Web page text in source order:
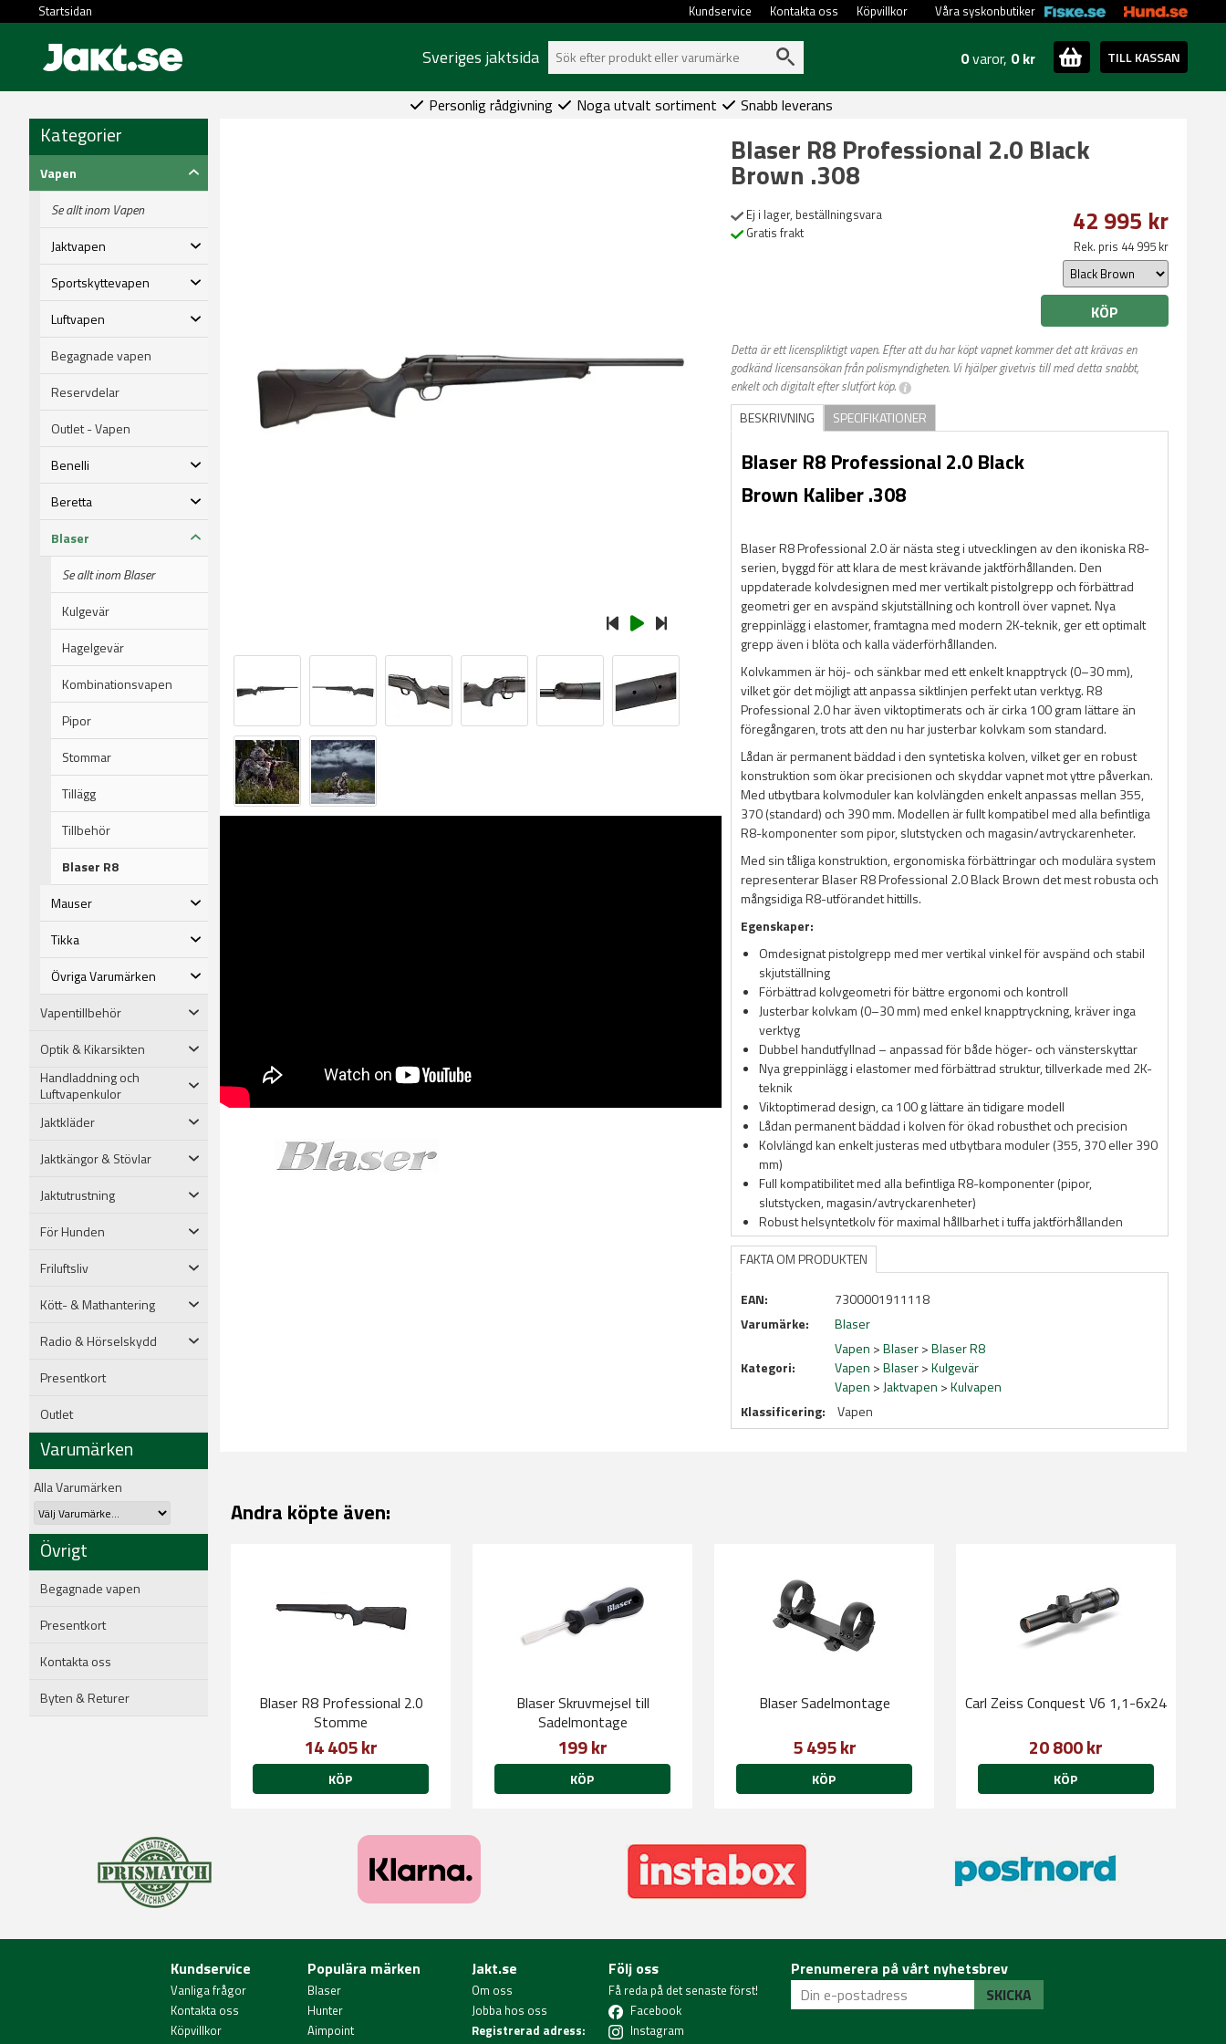
Startsidan Våra syskonbutiker
Köpvillkor
Kontakta oss
Kundservice
Sveriges jaktsida 0varor, 0 kr TILL KASSAN
Personlig rådgivning Noga utvalt sortiment Snabb leverans
Kategorier
Vapen
Se allt inom Vapen
Jaktvapen
Sportskyttevapen
Luftvapen
Begagnade vapen
Reservdelar
Outlet - Vapen
Benelli
Beretta
Blaser
Se allt inom Blaser
Kulgevär
Hagelgevär
Kombinationsvapen
Pipor
Stommar
Tillägg
Tillbehör
Blaser R8
Mauser
Tikka
Övriga Varumärken
Vapentillbehör
Optik & Kikarsikten
Handladdning och
Luftvapenkulor
Jaktkläder
Jaktkängor & Stövlar
Jaktutrustning
För Hunden
Friluftsliv
Kött- & Mathantering
Radio & Hörselskydd
Presentkort
Outlet
Varumärken
Alla Varumärken
Övrigt
Begagnade vapen
Presentkort
Kontakta oss
Byten & Returer
Blaser R8 Professional 2.0 Black
Brown .308
Ej i lager, beställningsvara
Gratis frakt
42 995 kr
Rek. pris 44 995 kr
KÖP
Detta är ett licenspliktigt vapen. Efter att du har köpt vapnet kommer det att krävas en
godkänd licensansökan från polismyndigheten. Vi hjälper givetvis till med detta snabbt,
enkelt och digitalt efter slutfört köp.
BESKRIVNING SPECIFIKATIONER
Blaser R8 Professional 2.0 Black
Brown Kaliber .308
Blaser R8 Professional 2.0 är nästa steg i utvecklingen av den ikoniska R8-
serien, byggd för att klara de mest krävande jaktförhållanden. Den
uppdaterade kolvdesignen med mer vertikalt pistolgrepp och förbättrad
geometri ger en avspänd skjutställning och kontroll över vapnet. Nya
greppinlägg i elastomer, framtagna med modern 2K-teknik, ger ett optimalt
grepp även i blöta och kalla väderförhållanden.
Kolvkammen är höj- och sänkbar med ett enkelt knapptryck (0–30 mm),
vilket gör det möjligt att anpassa siktlinjen perfekt utan verktyg. R8
Professional 2.0 har även viktoptimerats och är cirka 100 gram lättare än
föregångaren, trots att den nu har justerbar kolvkam som standard.
Lådan är permanent bäddad i den syntetiska kolven, vilket ger en robust
konstruktion som ökar precisionen och skyddar vapnet mot yttre påverkan.
Med utbytbara kolvmoduler kan kolvlängden enkelt anpassas mellan 355,
370 (standard) och 390 mm. Modellen är fullt kompatibel med alla befintliga
R8-komponenter som pipor, slutstycken och magasin/avtryckarenheter.
Med sin tåliga konstruktion, ergonomiska förbättringar och modulära system
representerar Blaser R8 Professional 2.0 Black Brown det mest robusta och
mångsidiga R8-utförandet hittills.
Egenskaper:
Omdesignat pistolgrepp med mer vertikal vinkel för avspänd och stabil
skjutställning
Förbättrad kolvgeometri för bättre ergonomi och kontroll
Justerbar kolvkam (0–30 mm) med enkel knapptryckning, kräver inga
verktyg
Dubbel handutfyllnad – anpassad för både höger- och vänsterskyttar
Nya greppinlägg i elastomer med förbättrad struktur, tillverkade med 2K-
teknik
Viktoptimerad design, ca 100 g lättare än tidigare modell
Lådan permanent bäddad i kolven för ökad robusthet och precision
Kolvlängd kan enkelt justeras med utbytbara moduler (355, 370 eller 390
mm)
Full kompatibilitet med alla befintliga R8-komponenter (pipor,
slutstycken, magasin/avtryckarenheter)
Robust helsyntetkolv för maximal hållbarhet i tuffa jaktförhållanden
FAKTA OM PRODUKTEN
EAN:
7300001911118
Varumärke:
Blaser
Kategori:
Vapen >Blaser>Blaser R8
Vapen >Blaser>Kulgevär
Vapen > Jaktvapen >Kulvapen
Klassificering:
Vapen
Andra köpte även:
Blaser R8 Professional 2.0
Stomme
14 405 kr
KÖP
Blaser Skruvmejsel till
Sadelmontage
199 kr
KÖP
Blaser Sadelmontage
5 495 kr
KÖP
Carl Zeiss Conquest V6 1,1-6x24
20 800 kr
KÖP
Kundservice
Vanliga frågor
Kontakta oss
Köpvillkor
Populära märken
Blaser
Hunter
Aimpoint
Jakt.se
Om oss
Jobba hos oss
Registrerad adress:
Följ oss
Få reda på det senaste först!
Facebook
Instagram
Prenumerera på vårt nyhetsbrev
SKICKA